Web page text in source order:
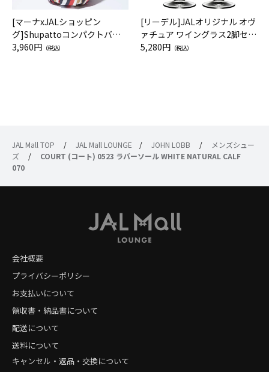
[マーナxJALショッピン
グ]Shupattoコンパクトバッ
グ Drop JAL客室乗務員（LC）
3,960円 （税込）
[リーデル]JALオリジナル オヴ
ァチュア ワイングラス2脚セッ
ト（レッドワイン）
5,280円 （税込）
JAL Mall TOP / JAL Mall LOUNGE / JOHN LOBB /
メンズシュー
ズ
/
COURT (コート) 0523 ラバーソール WHITE NATURAL CALF
070
会社概要
プライバシーポリシー
お支払いについて
領収書・納品書について
配送について
送料について
キャンセル・返品・交換について